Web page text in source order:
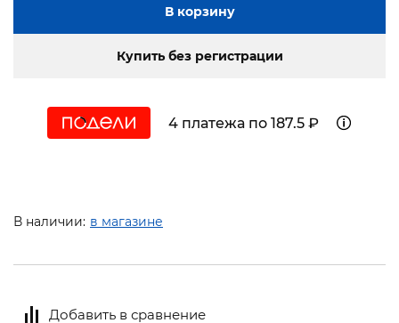
В корзину
Купить без регистрации
4 платежа по 187.5 ₽
В наличии: в магазине
Добавить в сравнение